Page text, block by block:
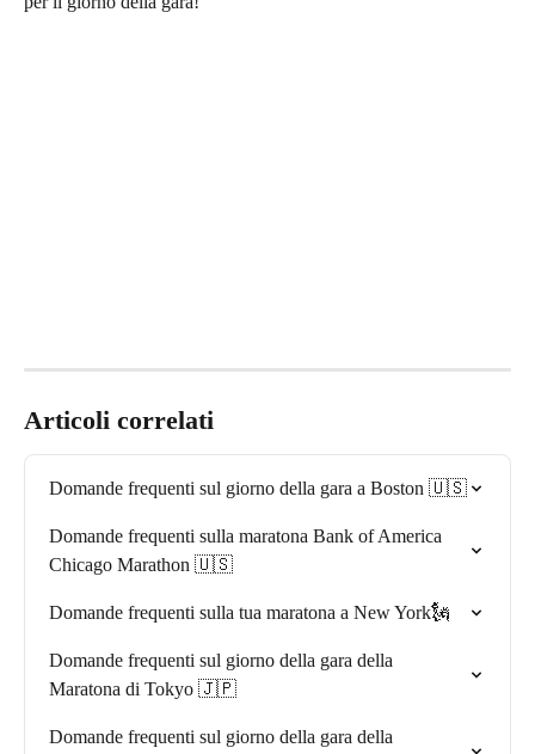
Articoli correlati
Domande frequenti sul giorno della gara a Boston 🇺🇸
Domande frequenti sulla maratona Bank of America
Chicago Marathon 🇺🇸
Domande frequenti sulla tua maratona a New York🗽
Domande frequenti sul giorno della gara della
Maratona di Tokyo 🇯🇵
Domande frequenti sul giorno della gara della